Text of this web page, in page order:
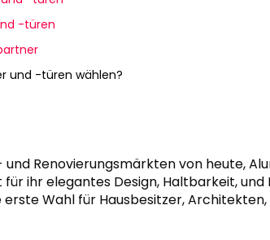
-türen
und -türen wählen?
Renovierungsmärkten von heute,
ihr elegantes Design, Haltbarkeit, und
Wahl für Hausbesitzer,